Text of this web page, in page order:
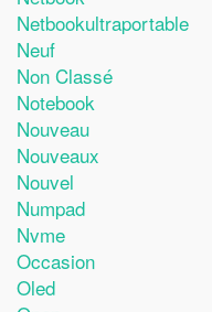
Netbookultraportable
Neuf
Non Classé
Notebook
Nouveau
Nouveaux
Nouvel
Numpad
Nvme
Occasion
Oled